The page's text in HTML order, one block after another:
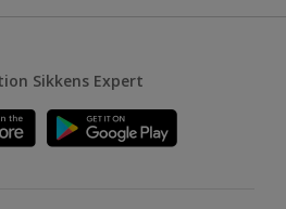
Sikkens Expert